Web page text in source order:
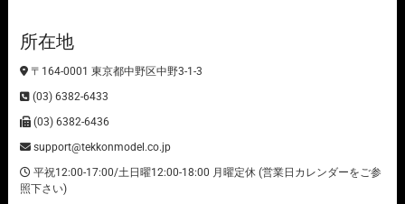
所在地
〒164-0001 東京都中野区中野3-1-3
(03) 6382-6433
(03) 6382-6436
support@tekkonmodel.co.jp
平祝12:00-17:00/土日曜12:00-18:00 月曜定休 (営業日カレンダーをご参
照下さい)